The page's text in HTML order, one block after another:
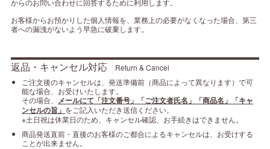
からのお問い合わせに回答するために利用します。
お客様からお預かりした個人情報を、業務上の必要がなくなった場合、第三
者への漏洩がないよう早急に破棄します。
返品・キャンセル対応
Return & Cancel
ご注文後のキャンセルは、発送準備前（商品によって異なります）で可
能な場合、お受けいたします。
その場合、 メールにて「注文番号」「ご注文者氏名」「商品名」「キャ
ンセルの旨」 をご記入いただき送信ください。
※土日祝は休業日のため、キャンセル確認、お手続きはできません。
商品発送直前・直後のお客様のご都合によるキャンセルは、お受けする
ことが出来ません。